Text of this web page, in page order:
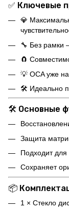
✅ Ключевые
💎
🔧 Без рамки
🧲
💡 OCA уже
🛠️ Идеально
🛠️ Основные
Защита
Подходит для
Сохраняет
📦
1 × Стекло